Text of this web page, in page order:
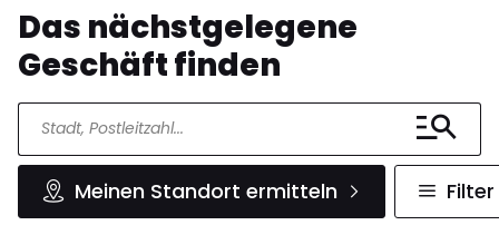
Das nächstgelegene
Geschäft finden
Meinen Standort ermitteln Filter